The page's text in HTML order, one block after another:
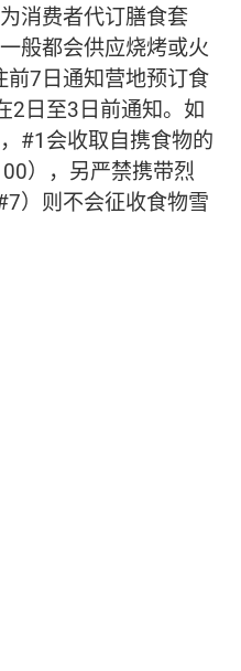
消费者代订膳食套
般都会供应烧烤或火
7日通知营地预订食
2日至3日前通知。如
#1会收取自携食物的
），另严禁携带烈
）则不会征收食物雪